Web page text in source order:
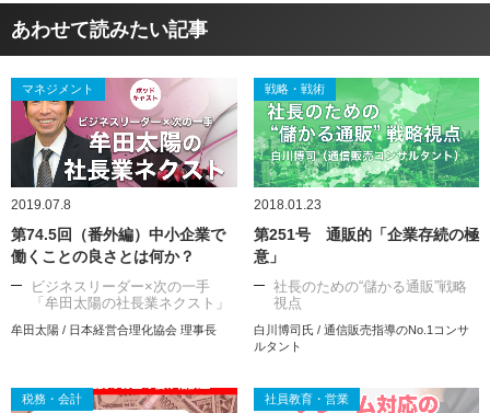
あわせて読みたい記事
マネジメント
2019.07.8
第74.5回（番外編）中小企業で
働くことの良さとは何か？
ビジネスリーダー×次の一手
「牟田太陽の社長業ネクスト」
牟田太陽 / 日本経営合理化協会 理事長
戦略・戦術
2018.01.23
第251号 通販的「企業存続の極
意」
社長のための“儲かる通販”戦略
視点
白川博司氏 / 通信販売指導のNo.1コンサ
ルタント
税務・会計 社員教育・営業